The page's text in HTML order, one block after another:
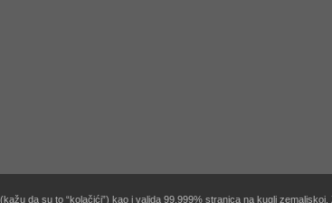
da su to “kolačići”) kao i valjda 99.999% stranica na kugli